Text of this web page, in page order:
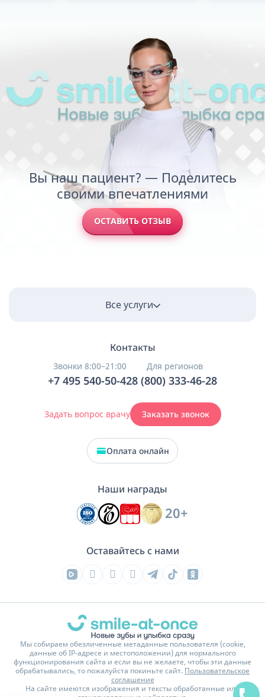
Вы наш пациент? — Поделитесь
своими впечатлениями
ОСТАВИТЬ ОТЗЫВ
Все услуги
Контакты
Звонки 8:00–21:00
+7 495 540-50-42
Для регионов
8 (800) 333-46-28
Задать вопрос врачу Заказать звонок
Оплата онлайн
Наши награды
20+
Оставайтесь с нами
Мы собираем обезличенные метаданные пользователя (cookie,
данные об IP-адресе и местоположении) для нормального
функционирования сайта и если вы не желаете, чтобы эти данные
обрабатывались, то пожалуйста покиньте сайт. Пользовательское
соглашение
На сайте имеются изображения и тексты обработанные или